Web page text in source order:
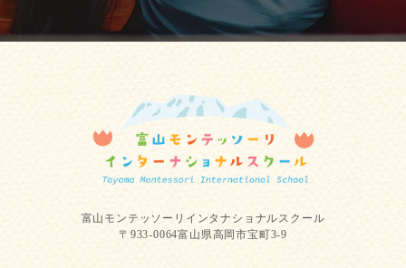
富山モンテッソーリインタナショナルスクール
〒933-0064富山県高岡市宝町3-9